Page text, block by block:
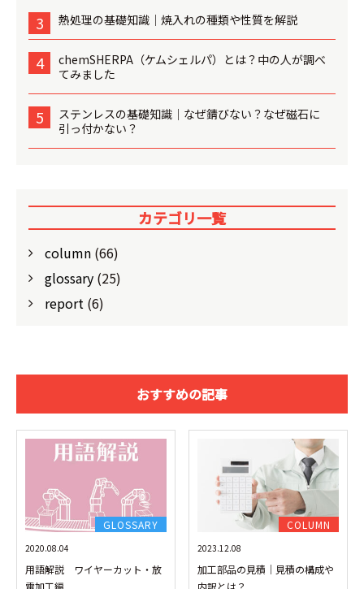
3 熱処理の基礎知識│焼入れの種類や性質を解説
4
chemSHERPA（ケムシェルパ）とは？中の人が調べ
てみました
5
ステンレスの基礎知識│なぜ錆びない？なぜ磁石に
引っ付かない？
カテゴリ一覧
column (66)
glossary (25)
report (6)
おすすめの記事
GLOSSARY
2020.08.04
用語解説 ワイヤーカット・放
電加工編
COLUMN
2023.12.08
加工部品の見積｜見積の構成や
内訳とは？